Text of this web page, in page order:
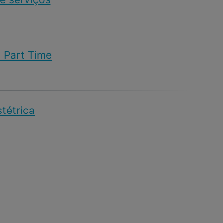
Time